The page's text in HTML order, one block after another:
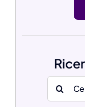
Search
for: